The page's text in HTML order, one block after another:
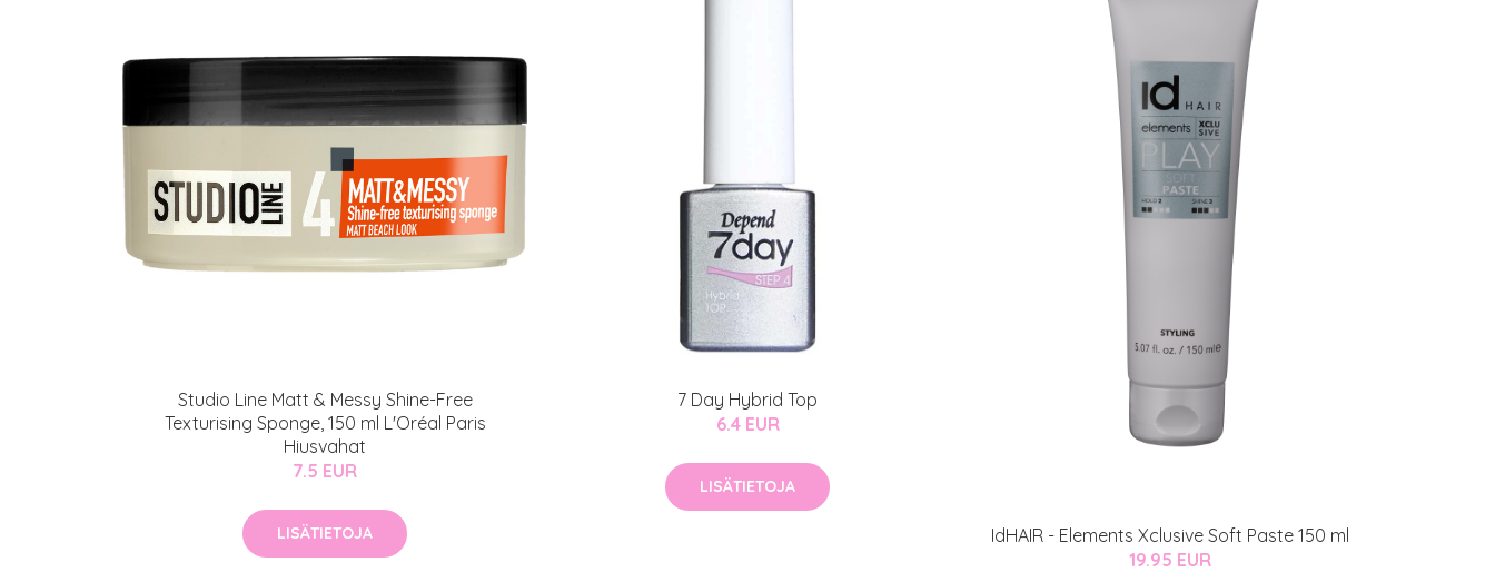
Studio Line Matt & Messy Shine-Free
Texturising Sponge, 150 ml L'Oréal Paris
Hiusvahat
7.5 EUR
LISÄTIETOJA
7 Day Hybrid Top
6.4 EUR
LISÄTIETOJA
IdHAIR - Elements Xclusive Soft Paste 150 ml
19.95 EUR